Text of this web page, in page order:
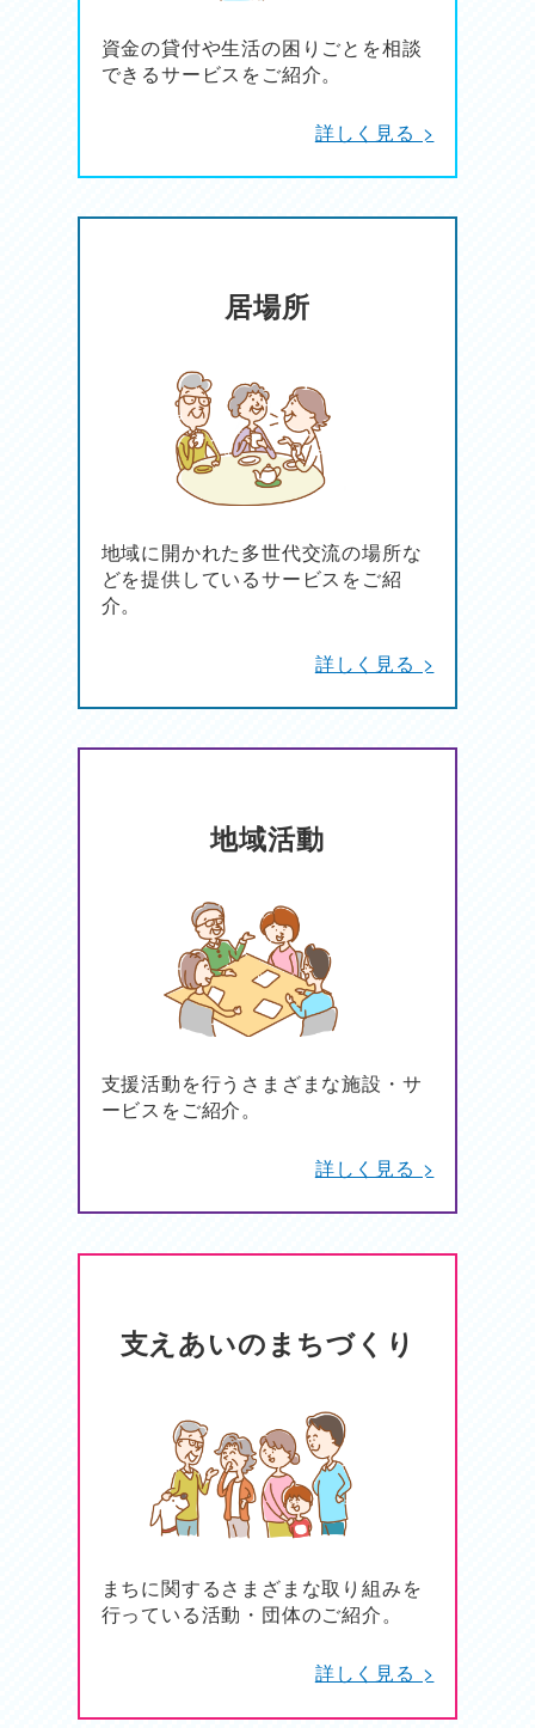
資金の貸付や生活の困りごとを相談
できるサービスをご紹介。
詳しく見る >
居場所
地域に開かれた多世代交流の場所な
どを提供しているサービスをご紹
介。
詳しく見る >
地域活動
支援活動を行うさまざまな施設・サ
ービスをご紹介。
詳しく見る >
支えあいのまちづくり
まちに関するさまざまな取り組みを
行っている活動・団体のご紹介。
詳しく見る >